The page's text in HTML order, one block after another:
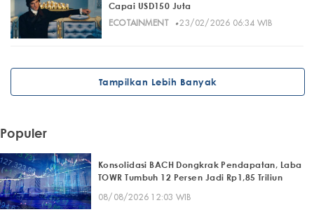
Capai USD150 Juta
ECOTAINMENT
· 23/02/2026 06:34 WIB
Tampilkan Lebih Banyak
Populer
Konsolidasi BACH Dongkrak Pendapatan, Laba
TOWR Tumbuh 12 Persen Jadi Rp1,85 Triliun
08/08/2026 12:03 WIB